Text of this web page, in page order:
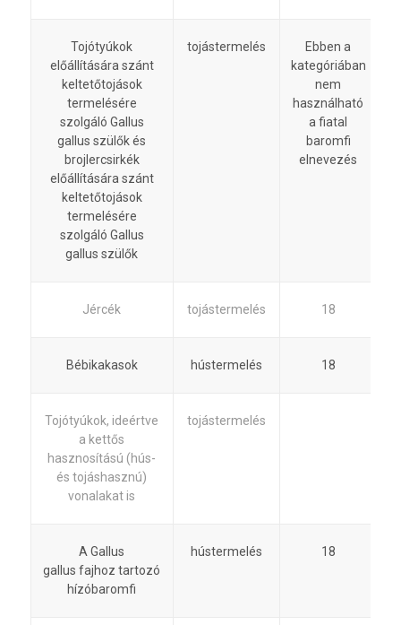
Tojótyúkok
előállítására szánt
keltetőtojások
termelésére
szolgáló Gallus
gallus szülők és
brojlercsirkék
előállítására szánt
keltetőtojások
termelésére
szolgáló Gallus
gallus szülők
tojástermelés
Ebben a
kategóriában
nem
használható
a fiatal
baromfi
elnevezés
Jércék tojástermelés 18
Bébikakasok hústermelés 18
Tojótyúkok, ideértve
a kettős
hasznosítású (hús-
és tojáshasznú)
vonalakat is
tojástermelés
A Gallus
gallus fajhoz tartozó
hízóbaromfi
hústermelés 18